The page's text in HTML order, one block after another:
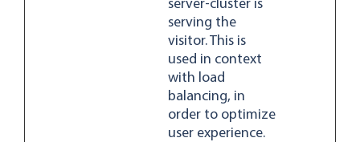
serving the
visitor. This is
used in context
with load
balancing, in
order to optimize
user experience.